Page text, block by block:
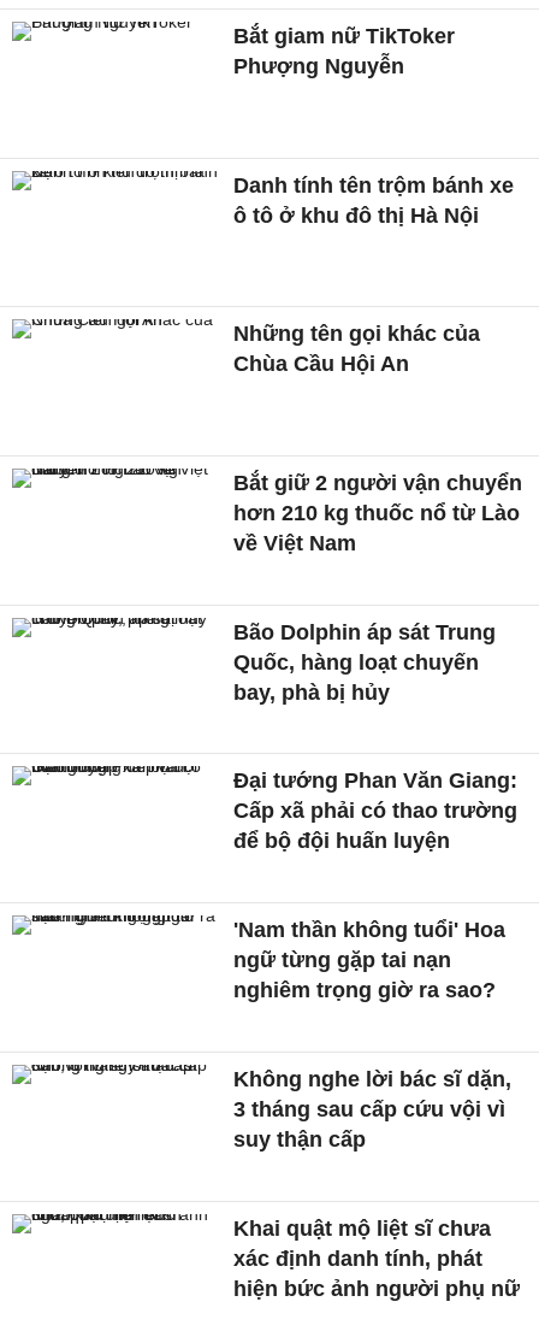
Bắt giam nữ TikToker
Phượng Nguyễn
Danh tính tên trộm bánh xe
ô tô ở khu đô thị Hà Nội
Những tên gọi khác của
Chùa Cầu Hội An
Bắt giữ 2 người vận chuyển
hơn 210 kg thuốc nổ từ Lào
về Việt Nam
Bão Dolphin áp sát Trung
Quốc, hàng loạt chuyến
bay, phà bị hủy
Đại tướng Phan Văn Giang:
Cấp xã phải có thao trường
để bộ đội huấn luyện
'Nam thần không tuổi' Hoa
ngữ từng gặp tai nạn
nghiêm trọng giờ ra sao?
Không nghe lời bác sĩ dặn,
3 tháng sau cấp cứu vội vì
suy thận cấp
Khai quật mộ liệt sĩ chưa
xác định danh tính, phát
hiện bức ảnh người phụ nữ